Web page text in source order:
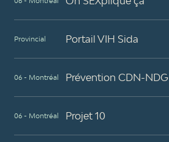
Provincial Portail VIH Sida
06 - Montréal Prévention CDN-NDG
06 - Montréal Projet 10